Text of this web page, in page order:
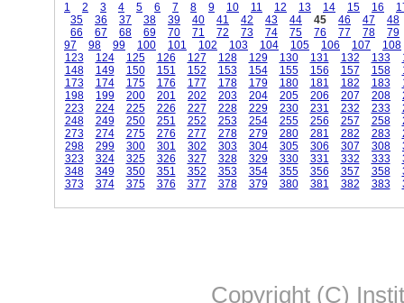
1
2 3 4 5 6 7 8 9 10 11 12 13 14 15 16
35
36 37 38 39 40 41 42 43 44 45 46 47
48
66
67 68 69 70 71 72 73 74 75 76 77 78
79
97
98 99 100 101 102 103 104 105 106 107
108
123
124 125 126 127 128 129 130 131 132 133
148
149 150 151 152 153 154 155 156 157 158
173
174 175 176 177 178 179 180 181 182 183
198
199 200 201 202 203 204 205 206 207 208
223
224 225 226 227 228 229 230 231 232 233
248
249 250 251 252 253 254 255 256 257 258
273
274 275 276 277 278 279 280 281 282 283
298
299 300 301 302 303 304 305 306 307 308
323
324 325 326 327 328 329 330 331 332 333
348
349 350 351 352 353 354 355 356 357 358
373
374 375 376 377 378 379 380 381 382 383
Copyright (C)